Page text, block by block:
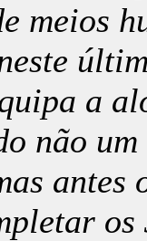
meios
a
não um
antes